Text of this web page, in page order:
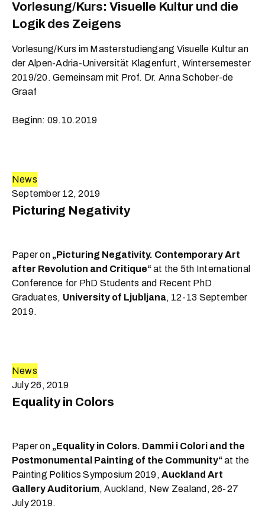
Vorlesung/Kurs: Visuelle Kultur und die
Logik des Zeigens
Vorlesung/Kurs im Masterstudiengang Visuelle Kultur an
der Alpen-Adria-Universität Klagenfurt, Wintersemester
2019/20. Gemeinsam mit Prof. Dr. Anna Schober-de
Graaf
Beginn: 09.10.2019
News
September 12, 2019
Picturing Negativity
Paper on „Picturing Negativity. Contemporary Art
after Revolution and Critique“at the 5th International
Conference for PhD Students and Recent PhD
Graduates, University of Ljubljana, 12-13 September
2019.
News
July 26, 2019
Equality in Colors
Paper on „Equality in Colors. Dammi i Colori and the
Postmonumental Painting of the Community“at the
Painting Politics Symposium 2019,Auckland Art
Gallery Auditorium, Auckland, New Zealand, 26-27
July 2019.